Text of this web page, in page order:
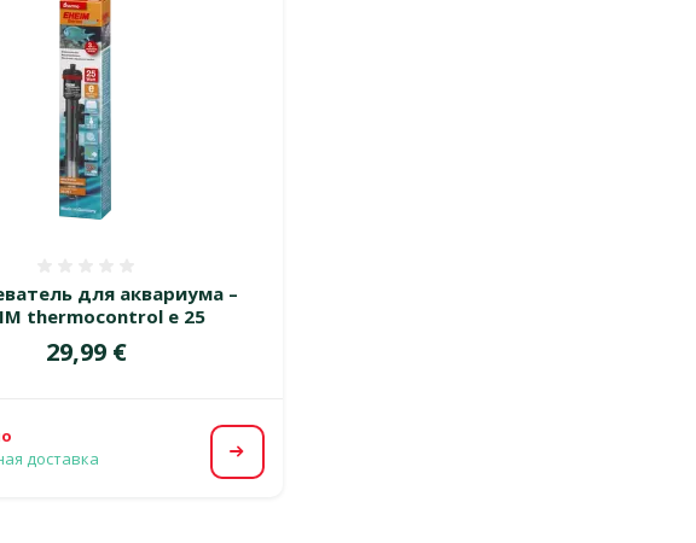
для аквариума –
thermocontrol e 25
Цена
29,99 €
доставка
Посмотреть